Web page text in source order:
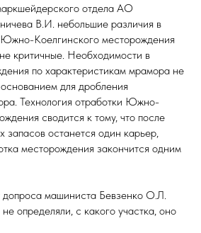
отдела АО
В.И. небольшие различия в
Коелгинского месторождения
критичные. Необходимости в
по характеристикам мрамора не
для дробления
Технология отработки Южно-
сводится к тому, что после
запасов останется один карьер,
месторождения закончится одним
допроса машиниста Бевзенко О.Л.
определяли, с какого участка, оно